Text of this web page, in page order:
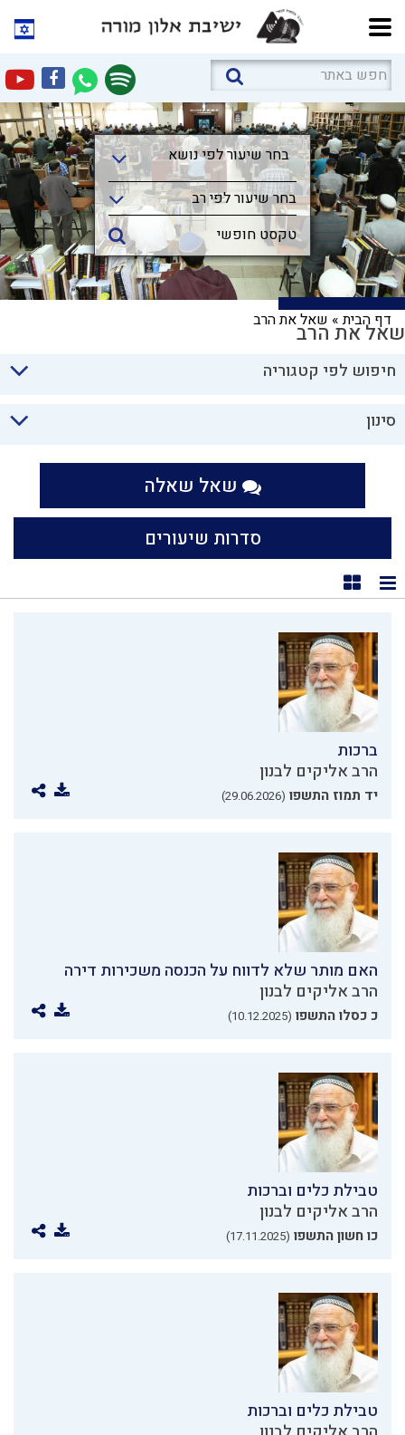
בחר שיעור לפי נושא
בחר שיעור לפי נושא
בחר שיעור לפי רב
דף הבית» שאל את הרבשאל את הרב
חיפוש לפי קטגוריה
סינון
שאל שאלה
סדרות שיעורים
תצוגת רשימה
תצוגת קוביות
ברכות
הרב אליקים לבנון
יד תמוז התשפו (29.06.2026)
האם מותר שלא לדווח על הכנסה משכירות דירה
הרב אליקים לבנון
כ כסלו התשפו (10.12.2025)
טבילת כלים וברכות
הרב אליקים לבנון
כו חשון התשפו (17.11.2025)
טבילת כלים וברכות